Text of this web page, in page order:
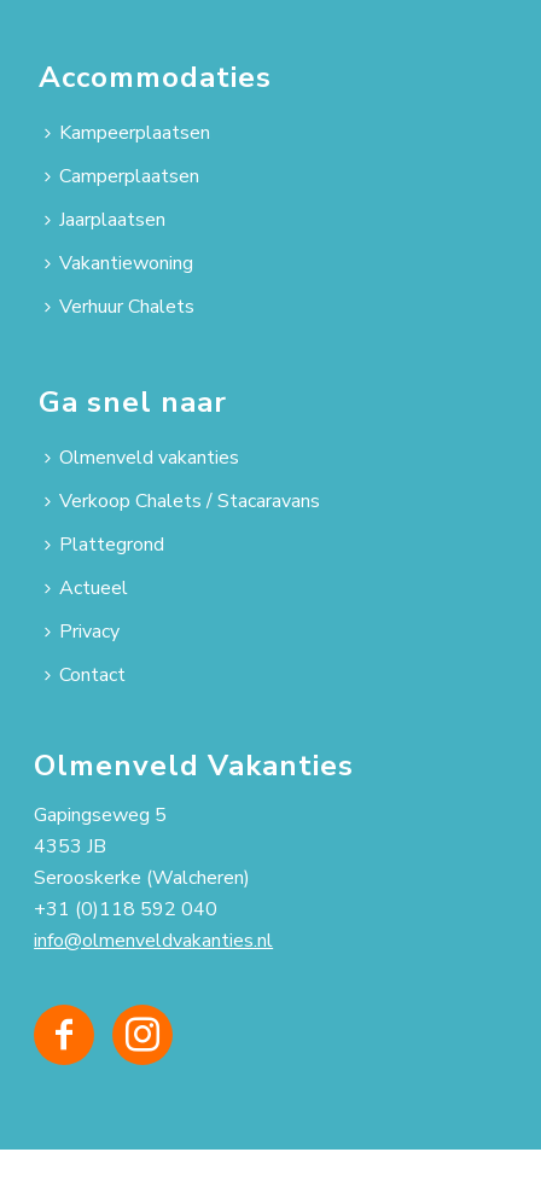
Accommodaties
Kampeerplaatsen
Camperplaatsen
Jaarplaatsen
Vakantiewoning
Verhuur Chalets
Ga snel naar
Olmenveld vakanties
Verkoop Chalets / Stacaravans
Plattegrond
Actueel
Privacy
Contact
Olmenveld Vakanties
Gapingseweg 5
4353 JB
Serooskerke (Walcheren)
+31 (0)118 592 040
info@olmenveldvakanties.nl